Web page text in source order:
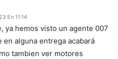
En 11:14
ya hemos visto un agente 007
en alguna entrega acabará
tambien ver motores